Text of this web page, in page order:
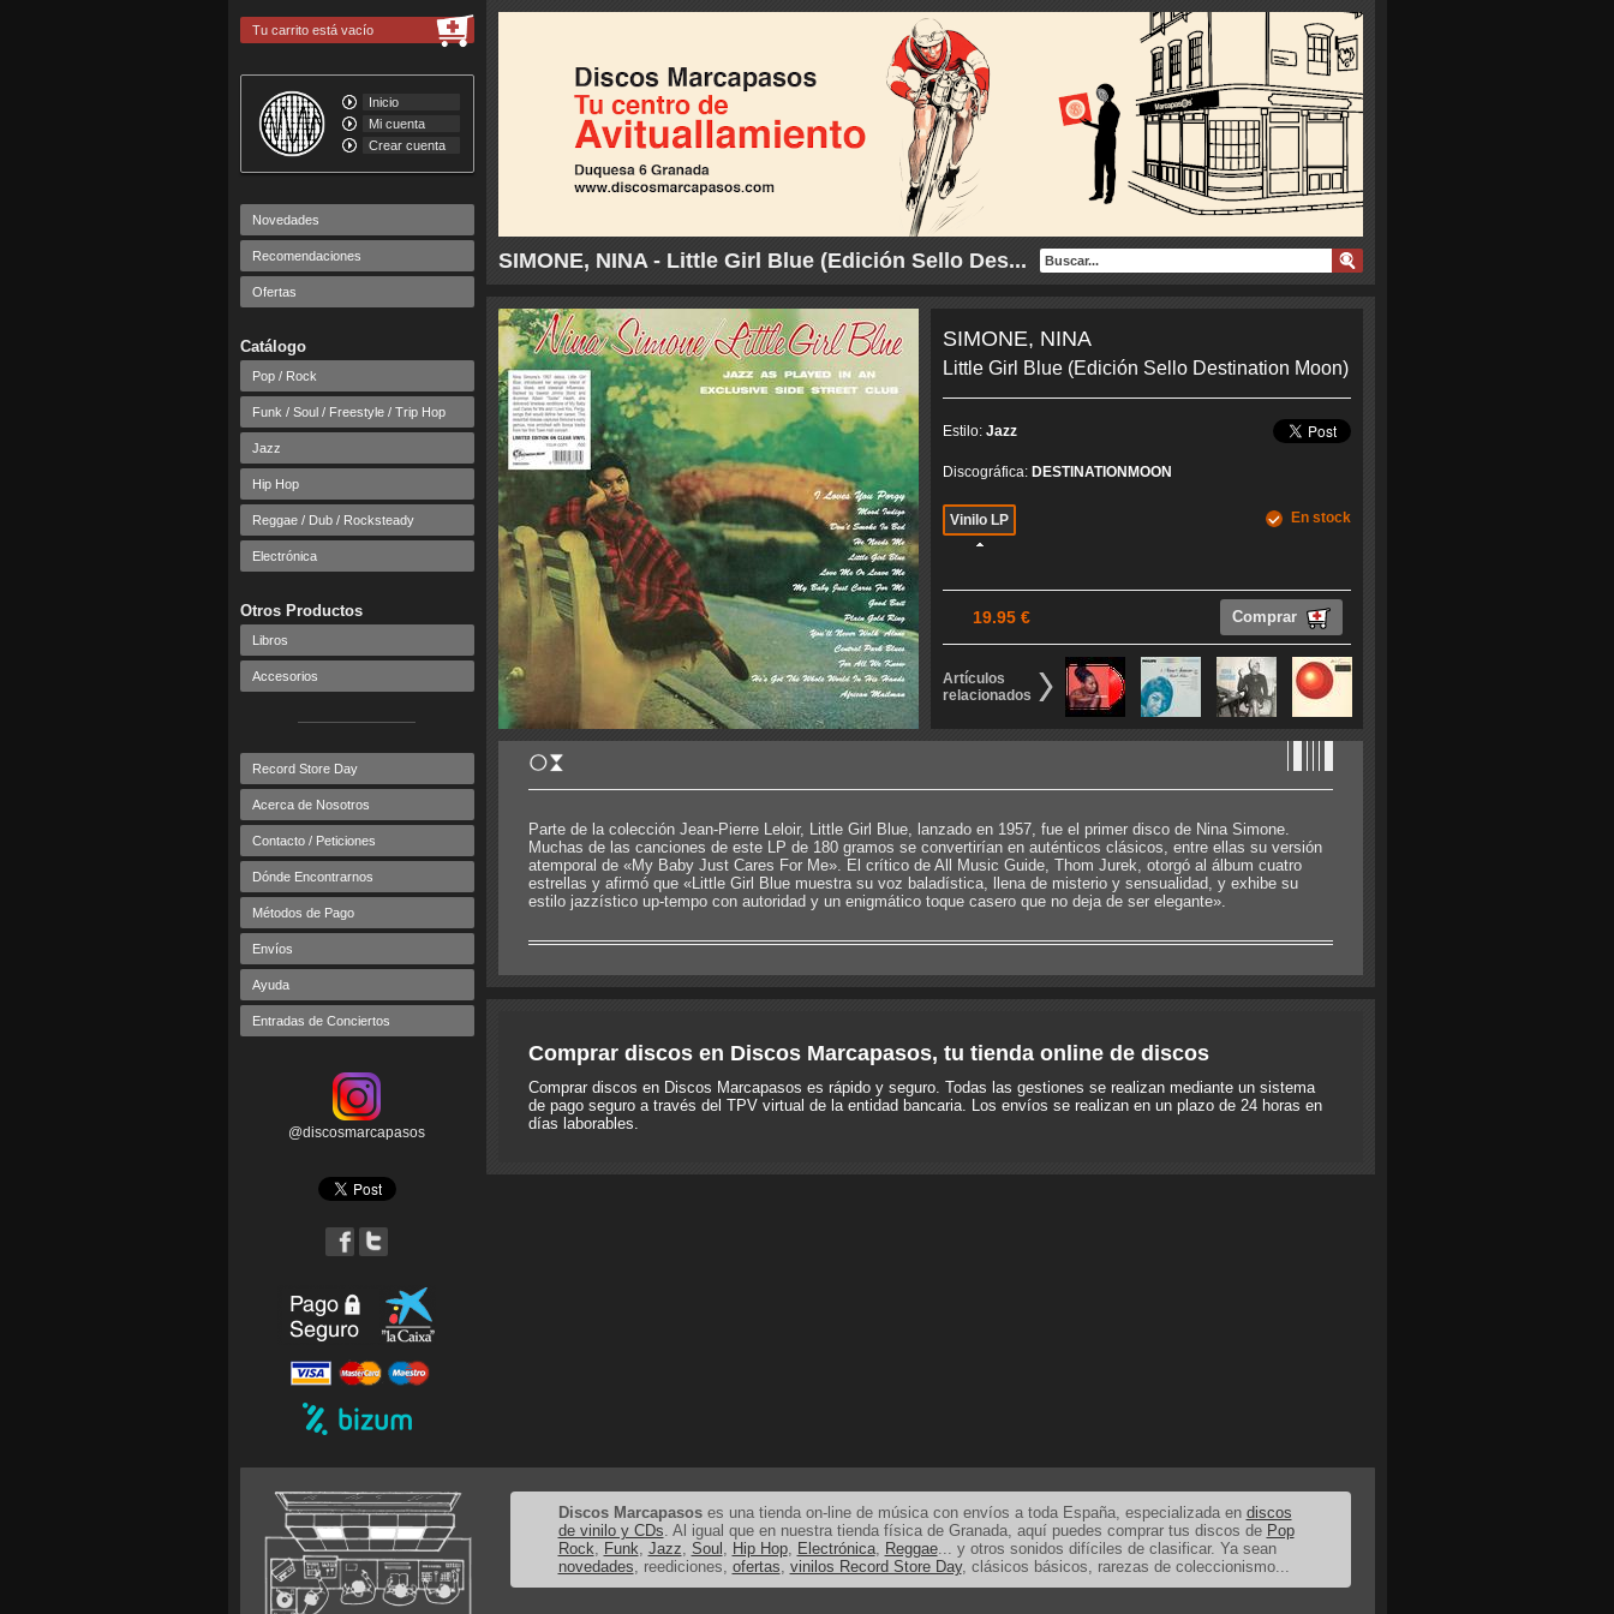
SIMONE, NINA - Little Girl Blue (Edición Sello Des...
Tu carrito está vacío
Inicio
Mi cuenta
Crear cuenta
Novedades
Recomendaciones
Ofertas
Catálogo
Pop / Rock
Funk / Soul / Freestyle / Trip Hop
Jazz
Hip Hop
Reggae / Dub / Rocksteady
Electrónica
Otros Productos
Libros
Accesorios
Record Store Day
Acerca de Nosotros
Contacto / Peticiones
Dónde Encontrarnos
Métodos de Pago
Envíos
Ayuda
Entradas de Conciertos
@discosmarcapasos
SIMONE, NINA
Little Girl Blue (Edición Sello Destination Moon)
Estilo: Jazz
Discográfica: DESTINATIONMOON
Vinilo LP En stock
19.95 € Comprar
Artículos
relacionados
Parte de la colección Jean-Pierre Leloir, Little Girl Blue, lanzado en 1957, fue el primer disco de Nina Simone.
Muchas de las canciones de este LP de 180 gramos se convertirían en auténticos clásicos, entre ellas su versión
atemporal de «My Baby Just Cares For Me». El crítico de All Music Guide, Thom Jurek, otorgó al álbum cuatro
estrellas y afirmó que «Little Girl Blue muestra su voz baladística, llena de misterio y sensualidad, y exhibe su
estilo jazzístico up-tempo con autoridad y un enigmático toque casero que no deja de ser elegante».
Comprar discos en Discos Marcapasos, tu tienda online de discos
Comprar discos en Discos Marcapasos es rápido y seguro. Todas las gestiones se realizan mediante un sistema
de pago seguro a través del TPV virtual de la entidad bancaria. Los envíos se realizan en un plazo de 24 horas en
días laborables.
Discos Marcapasoses una tienda on-line de música con envíos a toda España, especializada en discos
de vinilo y CDs. Al igual que en nuestra tienda física de Granada, aquí puedes comprar tus discos de Pop
Rock, Funk, Jazz, Soul , Hip Hop, Electrónica, Reggae... y otros sonidos difíciles de clasificar. Ya sean
novedades, reediciones, ofertas, vinilos Record Store Day, clásicos básicos, rarezas de coleccionismo...